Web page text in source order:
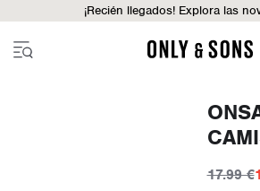
¡Recién llegados! Explora las
17.99 €